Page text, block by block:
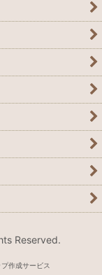
Reserved.
作成サービス